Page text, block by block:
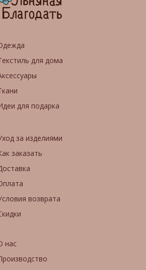
нас
за изделиями
заказать
возврата
для дома
для подарка